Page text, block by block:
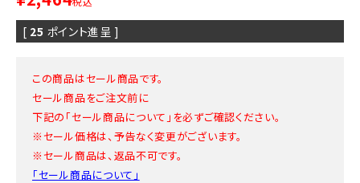
[ 25 ポイント進呈 ]
この商品はセール商品です。
セール商品をご注文前に
下記の「セール商品について」を必ずご確認ください。
※セール価格は、予告なく変更がございます。
※セール商品は、返品不可です。
「セール商品について」